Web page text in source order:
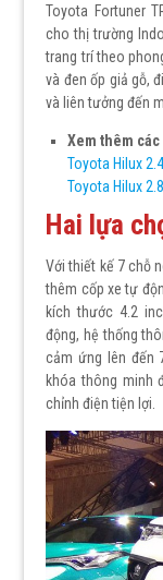
Toyota Fortuner
cho thị trường
trang trí theo
và đen ốp giả gỗ,
và liên tưởng đến
Xem thêm
Toyota Hilux
Toyota Hilux
Hai lựa
Với thiết kế 7 chỗ
thêm cốp xe tự
kích thước 4.2
động, hệ thống
cảm ứng lên đến
khóa thông minh
chỉnh điện tiện lợi.